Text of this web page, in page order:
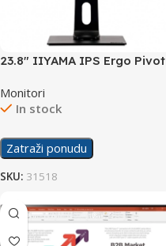
23.8″ IIYAMA IPS Ergo Pivot
Monitori
In stock
Zatraži ponudu
SKU: 31518